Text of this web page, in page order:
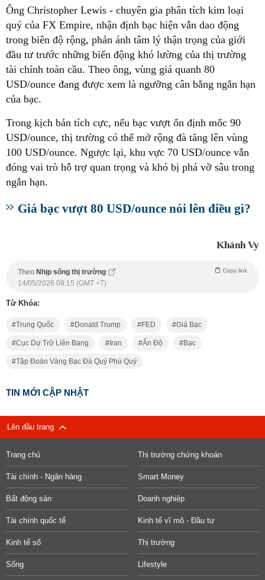
Ông Christopher Lewis - chuyên gia phân tích kim loại
quý của FX Empire, nhận định bạc hiện vẫn dao động
trong biên độ rộng, phản ánh tâm lý thận trọng của giới
đầu tư trước những biến động khó lường của thị trường
tài chính toàn cầu. Theo ông, vùng giá quanh 80
USD/ounce đang được xem là ngưỡng cân bằng ngắn hạn
của bạc.
Trong kịch bản tích cực, nếu bạc vượt ổn định mốc 90
USD/ounce, thị trường có thể mở rộng đà tăng lên vùng
100 USD/ounce. Ngược lại, khu vực 70 USD/ounce vẫn
đóng vai trò hỗ trợ quan trọng và khó bị phá vỡ sâu trong
ngắn hạn.
Giá bạc vượt 80 USD/ounce nói lên điều gì?
Khánh Vy
Theo Nhịp sống thị trường Copy link
14/05/2026 09:15 (GMT +7)
Từ Khóa:
Trung Quốc Donald Trump FED Giá Bạc
Cục Dự Trữ Liên Bang Iran Ấn Độ Bạc
Tập Đoàn Vàng Bạc Đá Quý Phú Quý
TIN MỚI CẬP NHẬT
Lên đầu trang
Trang chủ Thị trường chứng khoán
Tài chính - Ngân hàng Smart Money
Bất động sản Doanh nghiệp
Tài chính quốc tế Kinh tế vĩ mô - Đầu tư
Kinh tế số Thị trường
Sống Lifestyle